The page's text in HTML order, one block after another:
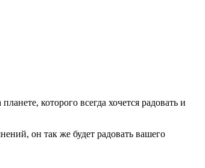
которого всегда хочется радовать и
он так же будет радовать вашего